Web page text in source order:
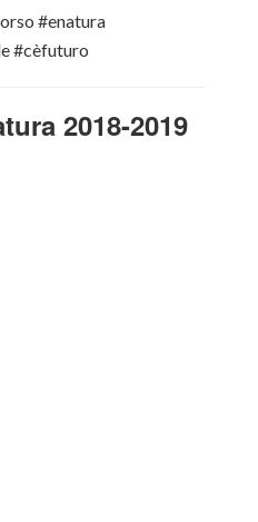
#enatura
#cèfuturo
2018-2019